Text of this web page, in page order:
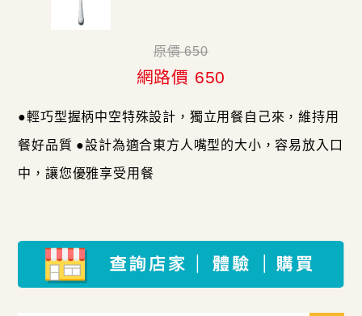
原價 650
網路價 650
●輕巧型握柄中空特殊設計，獨立用餐自己來，維持用
餐好品質 ●設計為適合東方人嘴型的大小，容易放入口
中，讓您優雅享受用餐